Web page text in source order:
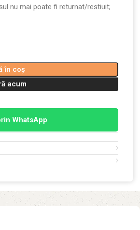
nu mai poate fi returnat/restiuit;
în coș
acum
WhatsApp